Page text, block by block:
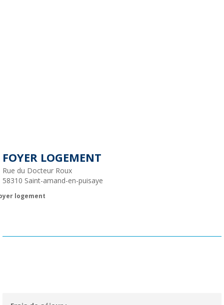
FOYER LOGEMENT
Rue du Docteur Roux
58310 Saint-amand-en-puisaye
logement